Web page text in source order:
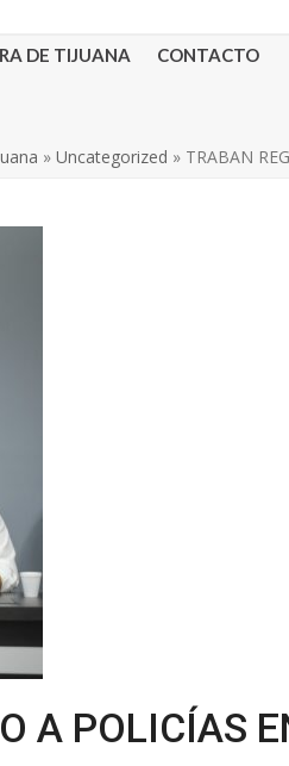
DE TIJUANA CONTACTO
» Uncategorized » TRABAN
A POLICÍAS